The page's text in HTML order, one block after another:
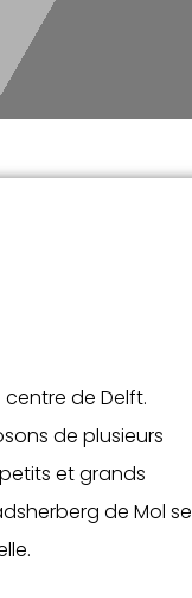
de Delft.
de plusieurs
et grands
de Mol se